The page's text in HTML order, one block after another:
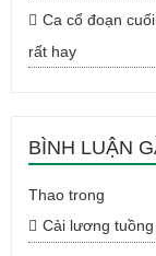
Ca cổ đoạn
rất hay
BÌNH LUẬN
Thao trong
Cải lương